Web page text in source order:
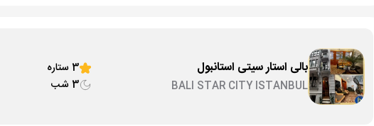
بالی استار سیتی استانبول
BALI STAR CITY ISTANBUL
3 ستاره
3 شب